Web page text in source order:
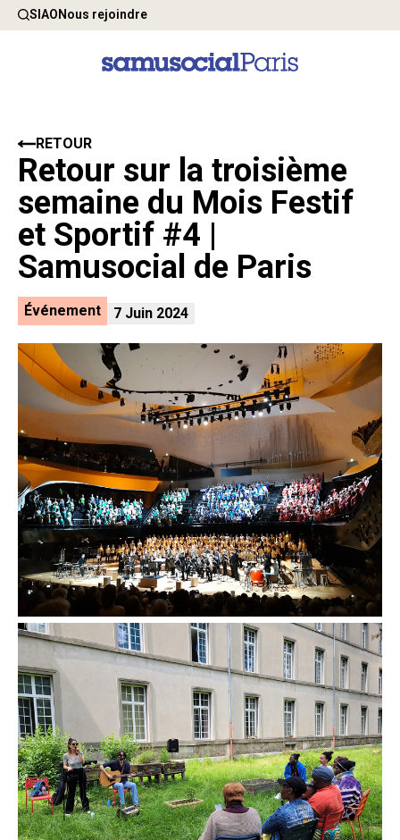
SIAONous rejoindre
Retour sur la troisième
semaine du Mois Festif
et Sportif #4 |
Samusocial de Paris
RETOUR
Événement 7 Juin 2024